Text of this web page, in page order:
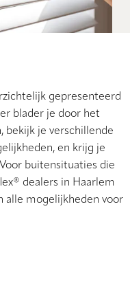
gepresenteerd
blader je door het
bekijk je verschillende
en krijg je
buitensituaties die
dealers in Haarlem
alle mogelijkheden voor